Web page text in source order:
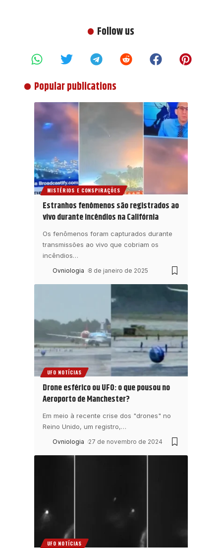
Follow us
Popular publications
MISTÉRIOS E CONSPIRAÇÕES
Estranhos fenômenos são registrados ao
vivo durante incêndios na Califórnia
Os fenômenos foram capturados durante
transmissões ao vivo que cobriam os
incêndios…
Ovniologia 8 de janeiro de 2025
UFO NOTÍCIAS
Drone esférico ou UFO: o que pousou no
Aeroporto de Manchester?
Em meio à recente crise dos "drones" no
Reino Unido, um registro,…
Ovniologia 27 de novembro de 2024
UFO NOTÍCIAS